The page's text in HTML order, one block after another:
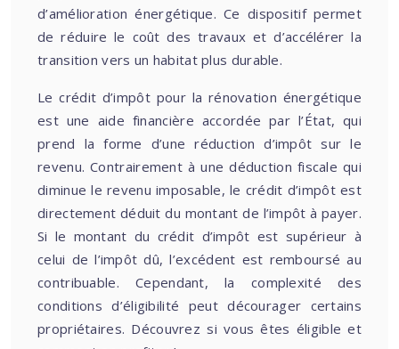
d’amélioration énergétique. Ce dispositif permet
de réduire le coût des travaux et d’accélérer la
transition vers un habitat plus durable.
Le crédit d’impôt pour la rénovation énergétique
est une aide financière accordée par l’État, qui
prend la forme d’une réduction d’impôt sur le
revenu. Contrairement à une déduction fiscale qui
diminue le revenu imposable, le crédit d’impôt est
directement déduit du montant de l’impôt à payer.
Si le montant du crédit d’impôt est supérieur à
celui de l’impôt dû, l’excédent est remboursé au
contribuable. Cependant, la complexité des
conditions d’éligibilité peut décourager certains
propriétaires. Découvrez si vous êtes éligible et